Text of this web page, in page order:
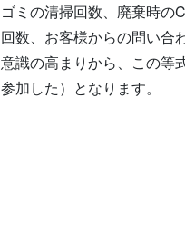
ゴミの清掃回数、廃棄時の
回数、お客様からの問い合
意識の高まりから、この等
参加した）となります。